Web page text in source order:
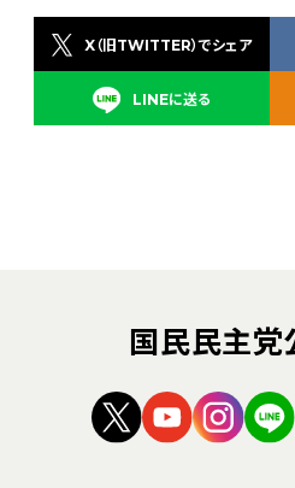
X（旧TWITTER）でシェア
LINEに送る
国民民主党
（新しいタブで
（新しい
（新